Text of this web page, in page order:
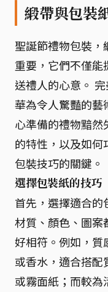
緞帶與包裝
聖誕節禮物包裝
重要，它們不僅能
送禮人的心意。
華為令人驚豔的藝
心準備的禮物黯
的特性，以及如
包裝技巧的關鍵。
選擇包裝紙的技巧
首先，選擇適合的
材質、顏色、圖案
好相符。例如，質
或香水，適合搭
或霧面紙；而較為